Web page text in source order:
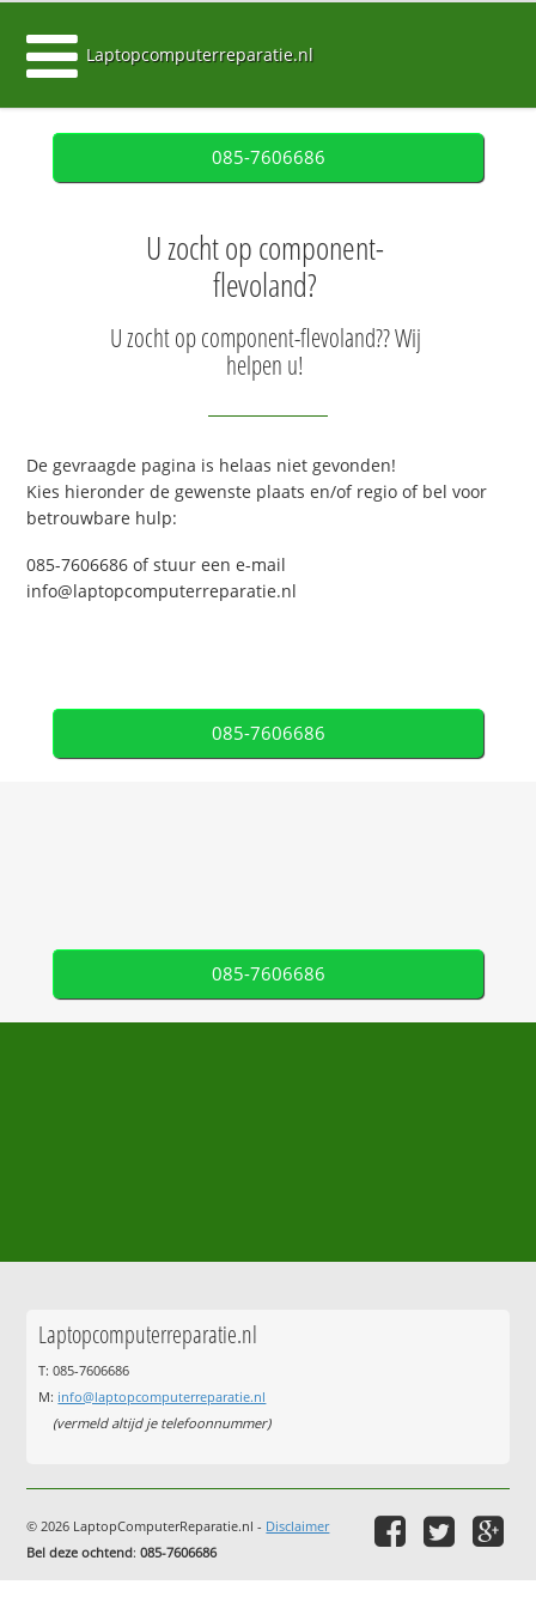
Laptopcomputerreparatie.nl
085-7606686
U zocht op component-
flevoland?
U zocht op component-flevoland?? Wij
helpen u!
De gevraagde pagina is helaas niet gevonden!
Kies hieronder de gewenste plaats en/of regio of bel voor
betrouwbare hulp:
085-7606686 of stuur een e-mail
info@laptopcomputerreparatie.nl
085-7606686
085-7606686
Laptopcomputerreparatie.nl
T: 085-7606686
M: info@laptopcomputerreparatie.nl
(vermeld altijd je telefoonnummer)
© 2026 LaptopComputerReparatie.nl - Disclaimer
Bel deze ochtend:085-7606686